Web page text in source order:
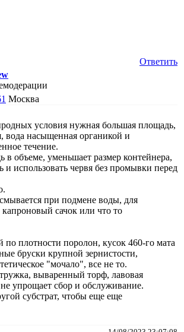
Ответить
Москва
условия нужная большая площадь,
вода насыщенная органикой и
течение.
в объеме, уменьшает размер контейнера,
и использовать червя без промывки перед
при подмене воды, для
сачок или что то
по плотности поролон, кусок 460-го мата
бруски крупной зернистости,
"мочало", все не то.
вываренный торф, лавовая
упрощает сбор и обслуживание.
субстрат, чтобы еще еще